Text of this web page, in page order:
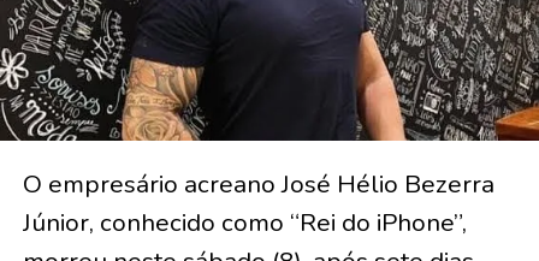
O empresário acreano José Hélio Bezerra
Júnior, conhecido como “Rei do iPhone”,